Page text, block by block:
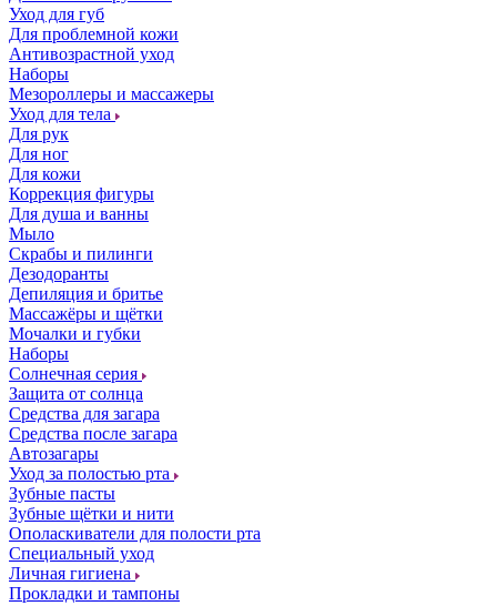
Уход для губ
Для проблемной кожи
Антивозрастной уход
Наборы
Мезороллеры и массажеры
Уход для тела
Для рук
Для ног
Для кожи
Коррекция фигуры
Для душа и ванны
Мыло
Скрабы и пилинги
Дезодоранты
Депиляция и бритье
Массажёры и щётки
Мочалки и губки
Наборы
Солнечная серия
Защита от солнца
Средства для загара
Средства после загара
Автозагары
Уход за полостью рта
Зубные пасты
Зубные щётки и нити
Ополаскиватели для полости рта
Специальный уход
Личная гигиена
Прокладки и тампоны